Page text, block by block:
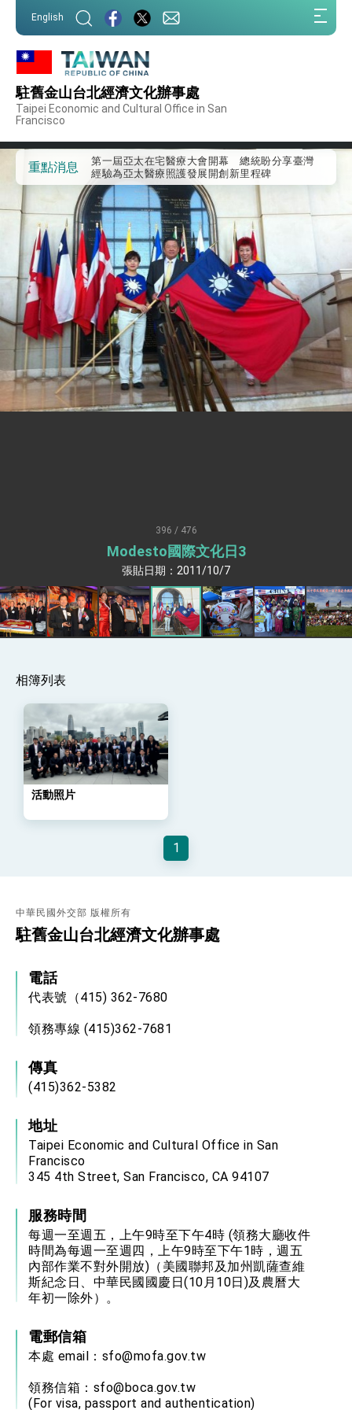
English
駐舊金山台北經濟文化辦事處
Taipei Economic and Cultural Office in San
Francisco
重點消息
外交部重要言論
我國政府將在美國亞利桑納州設立「駐鳳凰城辦
第一屆亞太在宅醫療大會開幕 總統盼分享臺灣
經驗為亞太醫療照護發展開創新里程碑
外交部發布WHA文宣影片「台灣醫療點亮世界」
及「台灣智慧醫療與健康產業展」預告短片，向
世界展現台灣守護全球健康的創新能量
總統出訪史瓦帝尼返國談話 強調臺灣人有權利
走向世界 盼與理念相近國家共同維護國際秩序
堅定走向世界 賴總統抵達史瓦帝尼王國進行國是
訪問
總統與五院院長新春茶敘 盼化分歧為團結、為
國家邁出合作第一步
總統農曆春節談話
台美貿易協議完成簽署達成6大目標、創5大歷史
性突破 總統強調將以3大面向加速臺灣經濟轉型
升級 籲請立院全力支持並盡速通過
臺美簽署「對等貿易協定」確立對等關稅15%且不
疊加 我輸美2072項產品豁免對等關稅
總統接受「法新社」（AFP）專訪內容
述印太安全局勢，籲深化台印尼半導體供應鏈合
外交部長林佳龍午宴歡迎美國聯邦參議員蓋耶哥
會」訪問團一行，深化跨大西洋戰略夥伴關係
臺美經貿談判獲階段性成果 卓揆期勉爭取時間完
成「臺美對等貿易協定」簽署
外交部長林佳龍主持第35次「參與亞太經濟合作
策略小組」跨部會會議
民調顯示多數國人滿意政府外交表現，高度支持
「總合外交」與台歐美日關係深化
總統以「韌性之島，希望之光」為題發表2026新
年談話
變局中 奮起的新臺灣 總統發表國慶演說
總統發表執政周年談話 盼面對未來挑戰 堅持
總統重要談話
我國政府將在美國亞利桑納州設立「駐鳳凰城辦
事處」，進一步深化台美交流合作
396 / 476
Modesto國際文化日3
張貼日期：2011/10/7
相簿列表
活動照片
1
中華民國外交部 版權所有
駐舊金山台北經濟文化辦事處
電話
代表號（415) 362-7680
領務專線 (415)362-7681
傳真
(415)362-5382
地址
Taipei Economic and Cultural Office in San
Francisco
345 4th Street, San Francisco, CA 94107
服務時間
每週一至週五，上午9時至下午4時 (領務大廳收件
時間為每週一至週四，上午9時至下午1時，週五
內部作業不對外開放)（美國聯邦及加州凱薩查維
斯紀念日、中華民國國慶日(10月10日)及農曆大
年初一除外）。
電郵信箱
本處 email： sfo@mofa.gov.tw
領務信箱： sfo@boca.gov.tw
(For visa, passport and authentication)